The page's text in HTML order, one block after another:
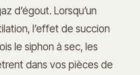
d’égout. Lorsqu’un
l’effet de succion
le siphon à sec, les
dans vos pièces de